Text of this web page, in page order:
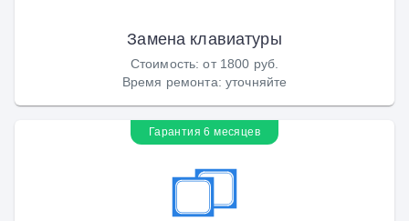
Замена клавиатуры
Стоимость:от 1800 руб.
Время ремонта: уточняйте
Гарантия 6 месяцев